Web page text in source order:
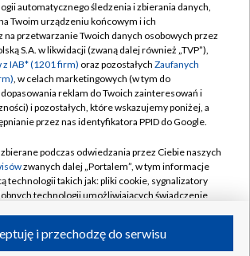
TVP
TVP
Cyfrowa
Regulamin TVP
Polityka prywatności
Moje zgody
Pomoc
Kontakt
Kanały
automatycznego śledzenia i zbierania danych,
Twoim urządzeniu końcowym i ich
przetwarzanie Twoich danych osobowych przez
S.A. w likwidacji (zwaną dalej również „TVP”),
IAB* (1201 firm) oraz pozostałych Zaufanych
, w celach marketingowych (w tym do
reklam do Twoich zainteresowań i
i pozostałych, które wskazujemy poniżej, a
przez nas identyfikatora PPID do Google.
podczas odwiedzania przez Ciebie naszych
zwanych dalej „Portalem”, w tym informacje
technologii takich jak: pliki cookie, sygnalizatory
technologii umożliwiających świadczenie
i przechodzę do serwisu